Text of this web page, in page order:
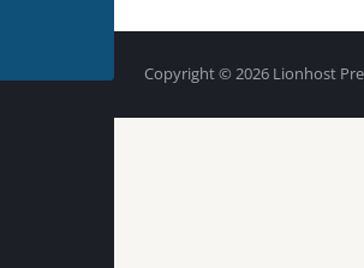
Copyright © 2026 Lionhost